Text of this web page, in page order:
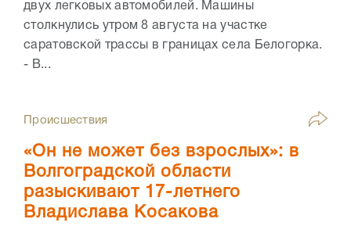
двух легковых автомобилей. Машины
столкнулись утром 8 августа на участке
саратовской трассы в границах села Белогорка.
- В...
Происшествия
«Он не может без взрослых»: в
Волгоградской области
разыскивают 17-летнего
Владислава Косакова